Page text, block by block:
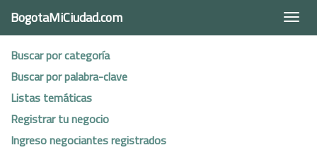
BogotaMiCiudad.com
Buscar por categoría
Buscar por palabra-clave
Listas temáticas
Registrar tu negocio
Ingreso negociantes registrados